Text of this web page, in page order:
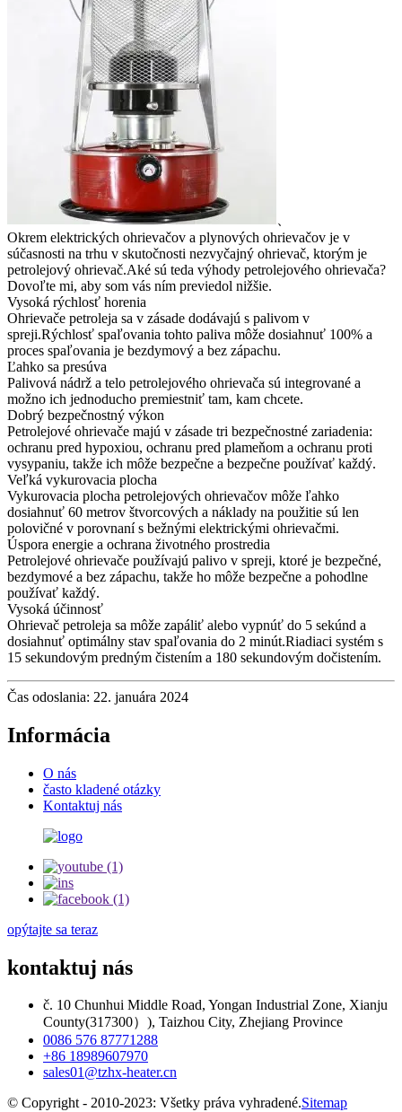
Okrem elektrických ohrievačov a plynových ohrievačov je v
súčasnosti na trhu v skutočnosti nezvyčajný ohrievač, ktorým je
petrolejový ohrievač.Aké sú teda výhody petrolejového ohrievača?
Dovoľte mi, aby som vás ním previedol nižšie.
Vysoká rýchlosť horenia
Ohrievače petroleja sa v zásade dodávajú s palivom v
spreji.Rýchlosť spaľovania tohto paliva môže dosiahnuť 100% a
proces spaľovania je bezdymový a bez zápachu.
Ľahko sa presúva
Palivová nádrž a telo petrolejového ohrievača sú integrované a
možno ich jednoducho premiestniť tam, kam chcete.
Dobrý bezpečnostný výkon
Petrolejové ohrievače majú v zásade tri bezpečnostné zariadenia:
ochranu pred hypoxiou, ochranu pred plameňom a ochranu proti
vysypaniu, takže ich môže bezpečne a bezpečne používať každý.
Veľká vykurovacia plocha
Vykurovacia plocha petrolejových ohrievačov môže ľahko
dosiahnuť 60 metrov štvorcových a náklady na použitie sú len
polovičné v porovnaní s bežnými elektrickými ohrievačmi.
Úspora energie a ochrana životného prostredia
Petrolejové ohrievače používajú palivo v spreji, ktoré je bezpečné,
bezdymové a bez zápachu, takže ho môže bezpečne a pohodlne
používať každý.
Vysoká účinnosť
Ohrievač petroleja sa môže zapáliť alebo vypnúť do 5 sekúnd a
dosiahnuť optimálny stav spaľovania do 2 minút.Riadiaci systém s
15 sekundovým predným čistením a 180 sekundovým dočistením.
Čas odoslania: 22. januára 2024
Informácia
O nás
často kladené otázky
Kontaktuj nás
opýtajte sa teraz
kontaktuj nás
č. 10 Chunhui Middle Road, Yongan Industrial Zone, Xianju
County(317300）), Taizhou City, Zhejiang Province
0086 576 87771288
+86 18989607970
sales01@tzhx-heater.cn
© Copyright - 2010-2023: Všetky práva vyhradené.Sitemap